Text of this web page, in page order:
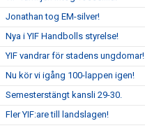
Jonathan tog EM-silver!
Nya i YIF Handbolls styrelse!
YIF vandrar för stadens ungdomar!
Nu kör vi igång 100-lappen igen!
Semesterstängt kansli 29-30.
Fler YIF:are till landslagen!